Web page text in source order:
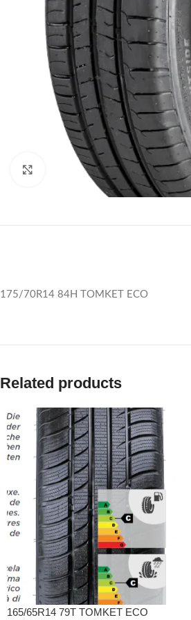
Click to enlarge
175/70R14 84H TOMKET ECO
Related products
165/65R14 79T TOMKET ECO